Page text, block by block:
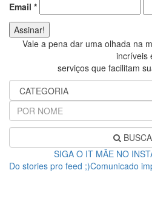
Email *
Vale a pena dar uma olhada na
incríveis
serviços que facilitam
SIGA O IT MÃE NO
Do stories pro feed ;)Comunicado